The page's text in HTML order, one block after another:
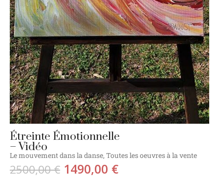
Étreinte Émotionnelle
– Vidéo
Le mouvement dans la danse, Toutes les oeuvres à la vente
2500,00€ 1490,00 €